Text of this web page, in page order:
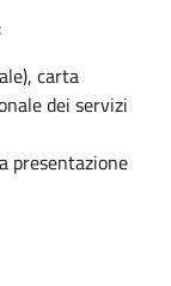
carta
dei servizi
presentazione